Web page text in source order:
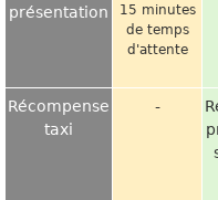
présentation
15 minutes
de temps
d'attente
Récompense
taxi
-